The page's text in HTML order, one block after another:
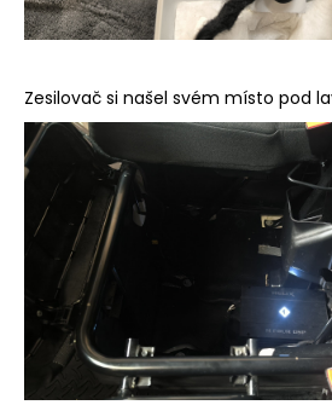
Zesilovač si našel svém místo pod